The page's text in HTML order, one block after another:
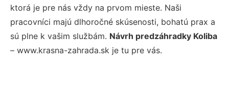
ktorá je pre nás vždy na prvom mieste. Naši
pracovníci majú dlhoročné skúsenosti, bohatú prax a
sú plne k vašim službám. Návrh predzáhradky Koliba
– www.krasna-zahrada.sk je tu pre vás.